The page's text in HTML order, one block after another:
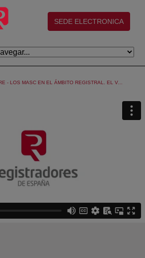
(abre en nueva ventana)
SEDE ELECTRONICA
JUBILARE - LOS MASC EN EL ÁMBITO REGISTRAL. EL VALOR DE LA EXPERIENCIA